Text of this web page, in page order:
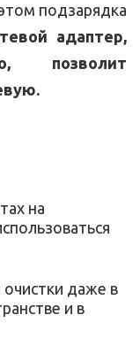
подзарядка
адаптер,
позволит
на
даже в
и в